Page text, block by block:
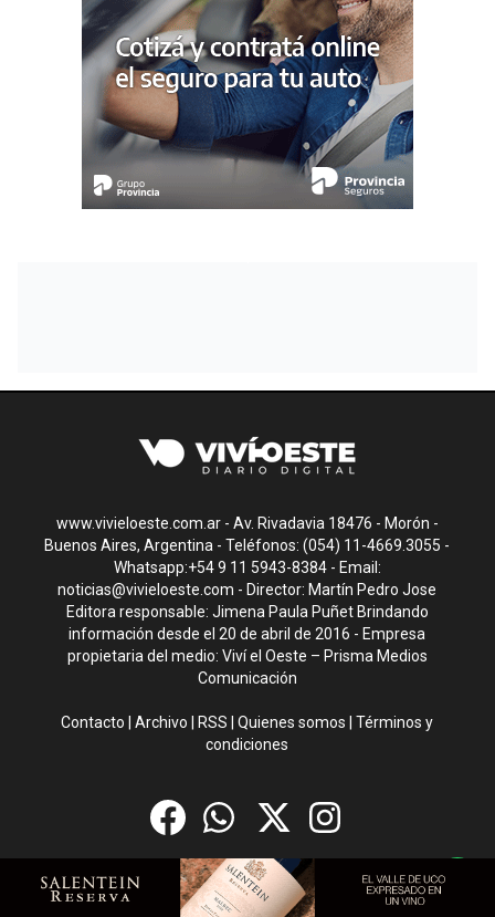
www.vivieloeste.com.ar - Av. Rivadavia 18476 - Morón -
Buenos Aires, Argentina - Teléfonos: (054) 11-4669.3055 -
Whatsapp:+54 9 11 5943-8384 - Email:
noticias@vivieloeste.com - Director: Martín Pedro Jose
Editora responsable: Jimena Paula Puñet Brindando
información desde el 20 de abril de 2016 - Empresa
propietaria del medio: Viví el Oeste – Prisma Medios
Comunicación
Contacto |Archivo RSS |Quienes somos |Términos y
condiciones
CMS para medios byTroop